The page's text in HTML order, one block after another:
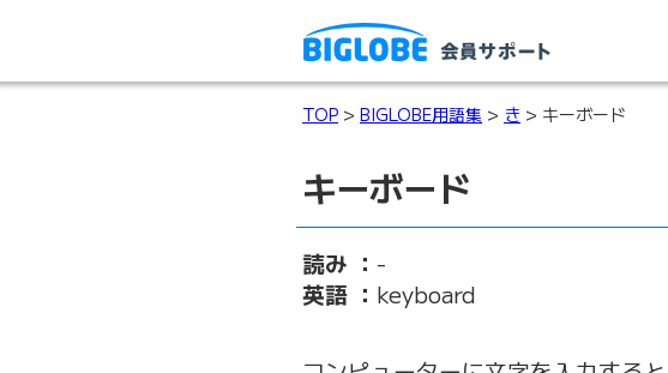
TOP > BIGLOBE用語集 > き > キーボード
キーボード
読み ： -
英語 ： keyboard